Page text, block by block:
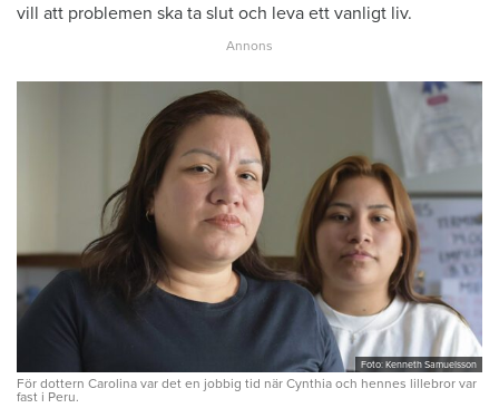
vill att problemen ska ta slut och leva ett vanligt liv.
Foto: Kenneth Samuelsson
För dottern Carolina var det en jobbig tid när Cynthia och hennes lillebror var
fast i Peru.